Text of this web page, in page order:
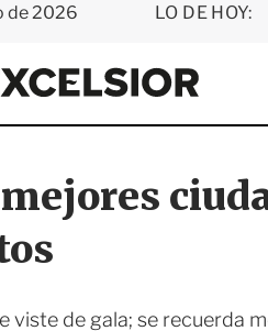
de 2026 LO DE HOY:
E
x
e
i
o
viste de gala; se recuerda